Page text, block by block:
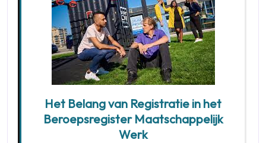
Het Belang van Registratie in het
Beroepsregister Maatschappelijk
Werk